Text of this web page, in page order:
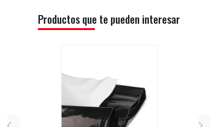
Productos que te pueden interesar